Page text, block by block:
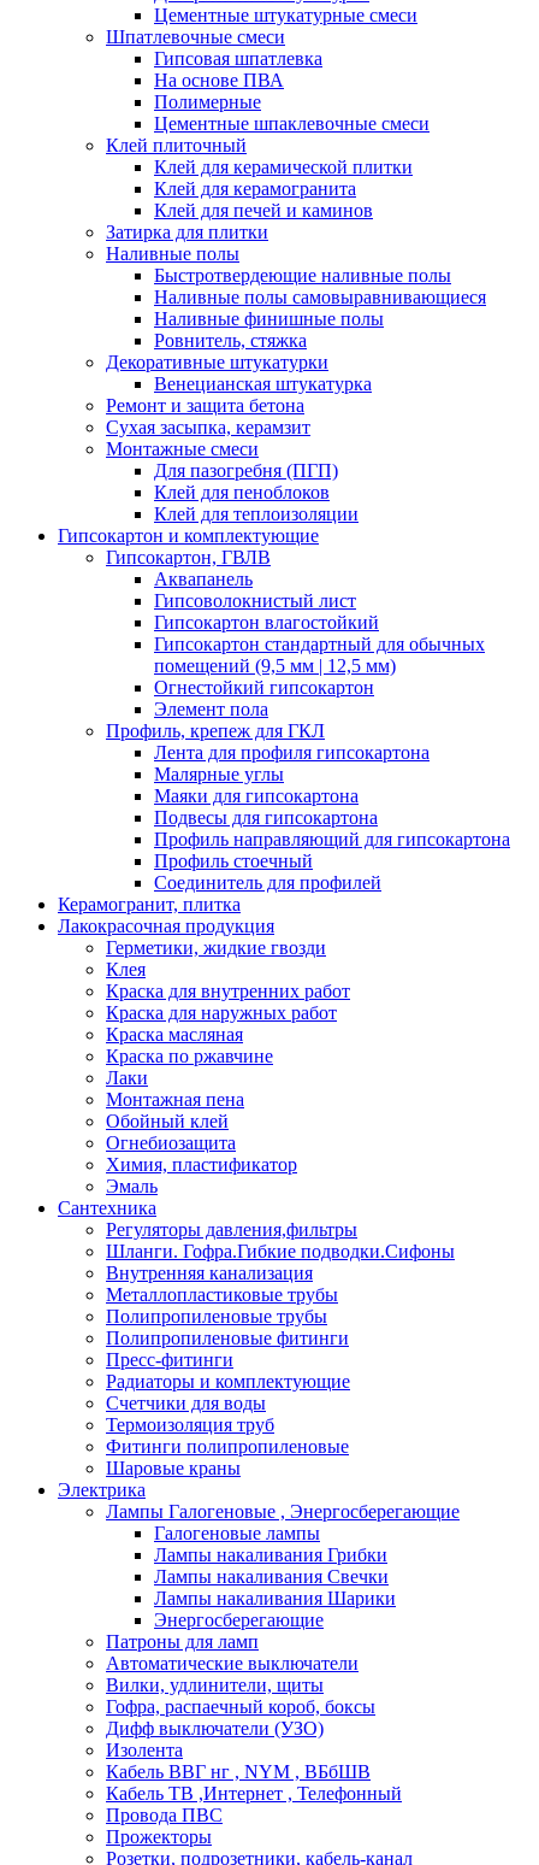
Цементные штукатурные смеси
Шпатлевочные смеси
Гипсовая шпатлевка
На основе ПВА
Полимерные
Цементные шпаклевочные смеси
Клей плиточный
Клей для керамической плитки
Клей для керамогранита
Клей для печей и каминов
Затирка для плитки
Наливные полы
Быстротвердеющие наливные полы
Наливные полы самовыравнивающиеся
Наливные финишные полы
Ровнитель, стяжка
Декоративные штукатурки
Венецианская штукатурка
Ремонт и защита бетона
Сухая засыпка, керамзит
Монтажные смеси
Для пазогребня (ПГП)
Клей для пеноблоков
Клей для теплоизоляции
Гипсокартон и комплектующие
Гипсокартон, ГВЛВ
Аквапанель
Гипсоволокнистый лист
Гипсокартон влагостойкий
Гипсокартон стандартный для обычных
помещений (9,5 мм | 12,5 мм)
Огнестойкий гипсокартон
Элемент пола
Профиль, крепеж для ГКЛ
Лента для профиля гипсокартона
Малярные углы
Маяки для гипсокартона
Подвесы для гипсокартона
Профиль направляющий для гипсокартона
Профиль стоечный
Соединитель для профилей
Керамогранит, плитка
Лакокрасочная продукция
Герметики, жидкие гвозди
Клея
Краска для внутренних работ
Краска для наружных работ
Краска масляная
Краска по ржавчине
Лаки
Монтажная пена
Обойный клей
Огнебиозащита
Химия, пластификатор
Эмаль
Сантехника
Регуляторы давления,фильтры
Шланги. Гофра.Гибкие подводки.Сифоны
Внутренняя канализация
Металлопластиковые трубы
Полипропиленовые трубы
Полипропиленовые фитинги
Пресс-фитинги
Радиаторы и комплектующие
Счетчики для воды
Термоизоляция труб
Фитинги полипропиленовые
Шаровые краны
Электрика
Лампы Галогеновые , Энергосберегающие
Галогеновые лампы
Лампы накаливания Грибки
Лампы накаливания Свечки
Лампы накаливания Шарики
Энергосберегающие
Патроны для ламп
Автоматические выключатели
Вилки, удлинители, щиты
Гофра, распаечный короб, боксы
Дифф выключатели (УЗО)
Изолента
Кабель ВВГ нг , NYM , ВБбШВ
Кабель ТВ ,Интернет , Телефонный
Провода ПВС
Прожекторы
Розетки, подрозетники, кабель-канал